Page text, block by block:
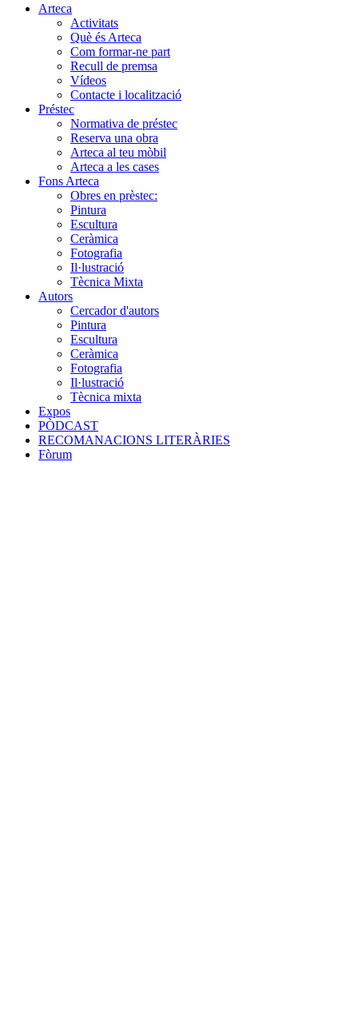
Arteca
Activitats
Què és Arteca
Com formar-ne part
Recull de premsa
Vídeos
Contacte i localització
Préstec
Normativa de préstec
Reserva una obra
Arteca al teu mòbil
Arteca a les cases
Fons Arteca
Obres en prèstec:
Pintura
Escultura
Ceràmica
Fotografia
Il·lustració
Tècnica Mixta
Autors
Cercador d'autors
Pintura
Escultura
Ceràmica
Fotografia
Il·lustració
Tècnica mixta
Expos
PÒDCAST
RECOMANACIONS LITERÀRIES
Fòrum